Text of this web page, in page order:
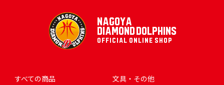
NAGOYA
DIAMOND DOLPHINS
OFFICIAL ONLINE SHOP
すべての商品
文具・その他